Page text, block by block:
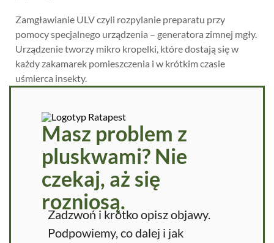
Zamgławianie ULV czyli rozpylanie preparatu przy
pomocy specjalnego urządzenia – generatora zimnej mgły.
Urządzenie tworzy mikro kropelki, które dostają się w
każdy zakamarek pomieszczenia i w krótkim czasie
uśmierca insekty.
Masz problem z
pluskwami? Nie
czekaj, aż się
rozniosą.
Zadzwoń i krótko opisz objawy.
Podpowiemy, co dalej i jak